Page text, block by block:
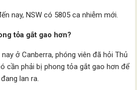
nay, NSW có 5805 ca nhiễm mới.
tỏa gắt gao hơn?
ở Canberra, phóng viên đã hỏi Thủ
cần phải bị phong tỏa gắt gao hơn để
lan ra.